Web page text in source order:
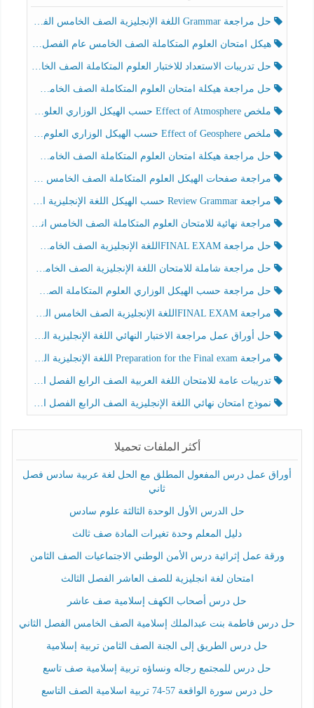
حل مراجعة Grammar اللغة الإنجليزية الصف الخامس الفصل الثالث
هيكل امتحان العلوم المتكاملة الصف الخامس عام الفصل الدراسي الثالث 2025-2026
حل تدريبات الاستعداد للاختبار العلوم المتكاملة الصف الخامس عام الفصل الثالث
حل مراجعة هيكلة امتحان العلوم المتكاملة الصف الخامس انسبير الفصل الثالث
ملخص Effect of Atmosphere حسب الهيكل الوزاري العلوم المتكاملة الصف الخامس انسبير الفصل الثالث
ملخص Effect of Geosphere حسب الهيكل الوزاري العلوم المتكاملة الصف الخامس انسبير الفصل الثالث
حل مراجعة هيكلة امتحان العلوم المتكاملة الصف الخامس عام الفصل الثالث
مراجعة صفحات الهيكل العلوم المتكاملة الصف الخامس انسبير الفصل الثالث
مراجعة Review Grammar حسب الهيكل اللغة الإنجليزية الصف الخامس الفصل الثالث
مراجعة نهائية للامتحان العلوم المتكاملة الصف الخامس انسبير الفصل الثالث
حل مراجعة FINAL EXAMاللغة الإنجليزية الصف الخامس الفصل الثالث
حل مراجعة شاملة للامتحان اللغة الإنجليزية الصف الخامس الفصل الثالث
حل مراجعة حسب الهيكل الوزاري العلوم المتكاملة الصف الخامس عام الفصل الثالث
مراجعة FINAL EXAMاللغة الإنجليزية الصف الخامس الفصل الثالث
حل أوراق عمل مراجعة الاختبار النهائي اللغة الإنجليزية الصف الرابع الفصل الثالث
مراجعة Preparation for the Final exam اللغة الإنجليزية الصف الرابع الفصل الثالث
تدريبات عامة للامتحان اللغة العربية الصف الرابع الفصل الثالث
نموذج امتحان نهائي اللغة الإنجليزية الصف الرابع الفصل الثالث
أكثر الملفات تحميلا
أوراق عمل درس المفعول المطلق مع الحل لغة عربية سادس فصل
ثاني
حل الدرس الأول الوحدة الثالثة علوم سادس
دليل المعلم وحدة تغيرات المادة صف ثالث
ورقة عمل إثرائية درس الأمن الوطني الاجتماعيات الصف الثامن
امتحان لغة انجليزية للصف العاشر الفصل الثالث
حل درس أصحاب الكهف إسلامية صف عاشر
حل درس فاطمة بنت عبدالملك إسلامية الصف الخامس الفصل الثاني
حل درس الطريق إلى الجنة الصف الثامن تربية إسلامية
حل درس للمجتمع رجاله ونساؤه تربية إسلامية صف تاسع
حل درس سورة الواقعة 57-74 تربية اسلامية الصف التاسع